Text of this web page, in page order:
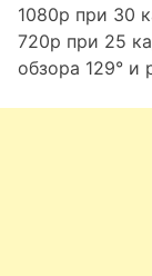
1080p при 30
720p при 25
обзора 129°